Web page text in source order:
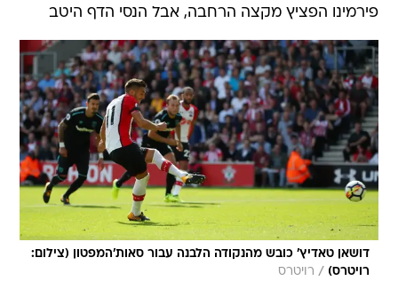
פירמינו הפציץ מקצה הרחבה, אבל הנסי הדף היטב
דושאן טאדיץ' כובש מהנקודה הלבנה עבור סאות'המפטון (צילום:
רויטרס) / רויטרס